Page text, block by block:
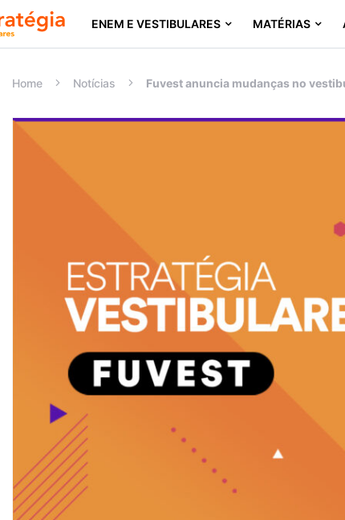
ENEM E VESTIBULARES MATÉRIAS
Home Notícias Fuvest anuncia mudanças no